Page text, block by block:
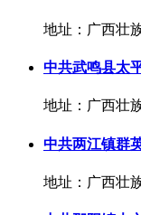
地址：广西壮
中共武鸣县太
地址：广西壮
中共两江镇群
地址：广西壮